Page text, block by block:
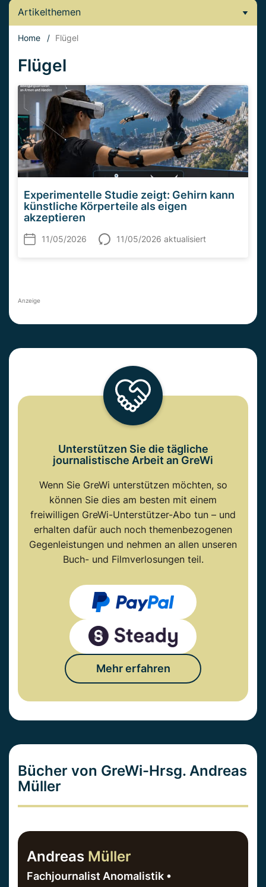
Artikelthemen
Home / Flügel
Flügel
Experimentelle Studie zeigt: Gehirn kann
künstliche Körperteile als eigen
akzeptieren
11/05/2026 11/05/2026 aktualisiert
Anzeige
Unterstützen Sie die tägliche
journalistische Arbeit an GreWi
Wenn Sie GreWi unterstützen möchten, so
können Sie dies am besten mit einem
freiwilligen GreWi-Unterstützer-Abo tun – und
erhalten dafür auch noch themenbezogenen
Gegenleistungen und nehmen an allen unseren
Buch- und Filmverlosungen teil.
Mehr erfahren
Bücher von GreWi-Hrsg. Andreas
Müller
Andreas Müller
Fachjournalist Anomalistik •